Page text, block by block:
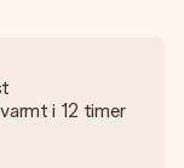
i 12 timer